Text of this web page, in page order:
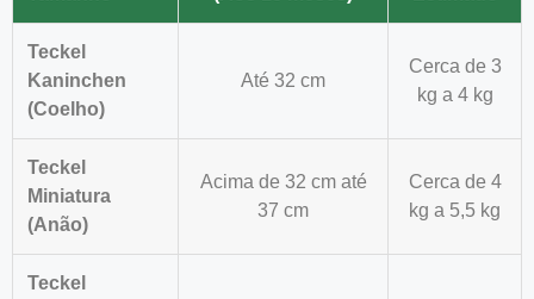
Teckel
Kaninchen
(Coelho)
Até 32 cm
Cerca de 3
kg a 4 kg
Teckel
Miniatura
(Anão)
Acima de 32 cm até
37 cm
Cerca de 4
kg a 5,5 kg
Teckel